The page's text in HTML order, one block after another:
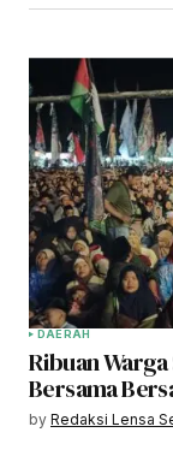
DAERAH
Ribuan
Bersama
by Redaksi Lensa